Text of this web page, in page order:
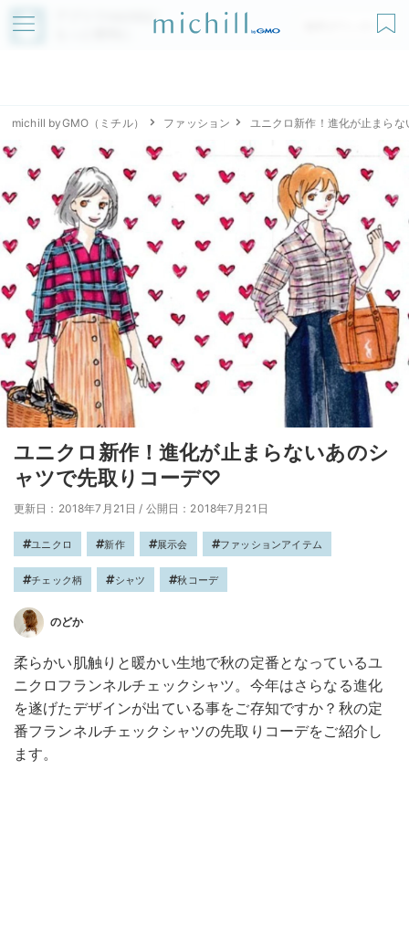
アプリでmichillが
無料ダウンロード
michill byGMO（ミチル） ファッション ユニクロ新作！進化が止まら
ユニクロ新作！進化が止まらないあのシ
ャツで先取りコーデ♡
更新日：2018年7月21日 / 公開日：2018年7月21日
ユニクロ 新作 展示会 ファッションアイテム
チェック柄 シャツ 秋コーデ
のどか
柔らかい肌触りと暖かい生地で秋の定番となっているユ
ニクロフランネルチェックシャツ。今年はさらなる進化
を遂げたデザインが出ている事をご存知ですか？秋の定
番フランネルチェックシャツの先取りコーデをご紹介し
ます。